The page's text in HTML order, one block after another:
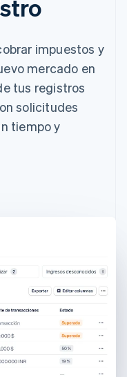
impuestos y
mercado en
tus registros
solicitudes
tiempo y